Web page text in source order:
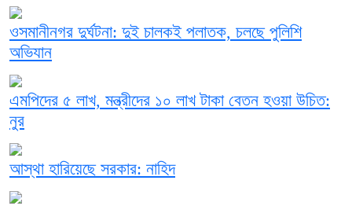
ওসমানীনগর দুর্ঘটনা: দুই চালকই পলাতক, চলছে পুলিশি
অভিযান
এমপিদের ৫ লাখ, মন্ত্রীদের ১০ লাখ টাকা বেতন হওয়া উচিত:
নুর
আস্থা হারিয়েছে সরকার: নাহিদ